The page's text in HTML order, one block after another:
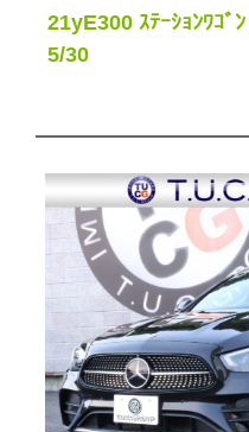
全国納車
会社概要
スタッフブログ
ホーム
21yE300 ｽﾃｰｼｮﾝﾜｺﾞ
5/30